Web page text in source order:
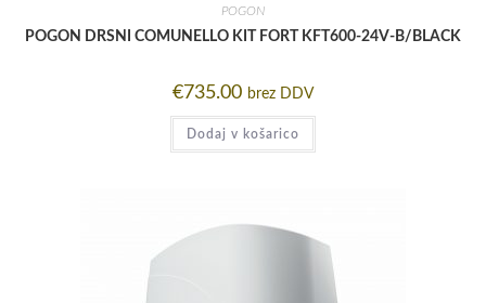
POGON
POGON DRSNI COMUNELLO KIT FORT KFT600-24V-B/BLACK
€735.00 brez DDV
Dodaj v košarico